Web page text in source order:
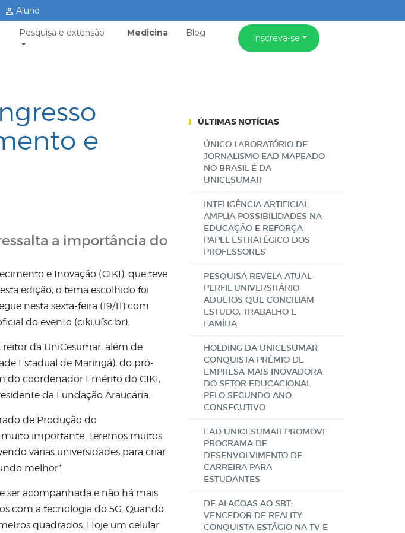
Aluno
Pesquisa e extensão Medicina Blog Inscreva-se
e
a importância do
e Inovação (CIKI), que teve
edição, o tema escolhido foi
nesta sexta-feira (19/11) com
do evento (ciki.ufsc.br).
da UniCesumar, além de
Estadual de Maringá), do pró-
do coordenador Emérito do CIKI,
da Fundação Araucária.
de Produção do
importante. Teremos muitos
várias universidades para criar
melhor”.
ser acompanhada e não há mais
com a tecnologia do 5G. Quando
quadrados. Hoje um celular
ÚLTIMAS NOTÍCIAS
ÚNICO LABORATÓRIO DE
JORNALISMO EAD MAPEADO
NO BRASIL É DA
UNICESUMAR
INTELIGÊNCIA ARTIFICIAL
AMPLIA POSSIBILIDADES NA
EDUCAÇÃO E REFORÇA
PAPEL ESTRATÉGICO DOS
PROFESSORES
PESQUISA REVELA ATUAL
PERFIL UNIVERSITÁRIO:
ADULTOS QUE CONCILIAM
ESTUDO, TRABALHO E
FAMÍLIA
HOLDING DA UNICESUMAR
CONQUISTA PRÊMIO DE
EMPRESA MAIS INOVADORA
DO SETOR EDUCACIONAL
PELO SEGUNDO ANO
CONSECUTIVO
EAD UNICESUMAR PROMOVE
PROGRAMA DE
DESENVOLVIMENTO DE
CARREIRA PARA
ESTUDANTES
DE ALAGOAS AO SBT:
VENCEDOR DE REALITY
CONQUISTA ESTÁGIO NA TV E